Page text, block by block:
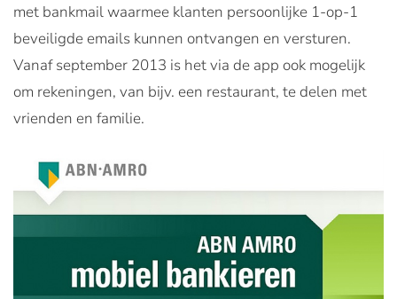
met bankmail waarmee klanten persoonlijke 1-op-1
beveiligde emails kunnen ontvangen en versturen.
Vanaf september 2013 is het via de app ook mogelijk
om rekeningen, van bijv. een restaurant, te delen met
vrienden en familie.